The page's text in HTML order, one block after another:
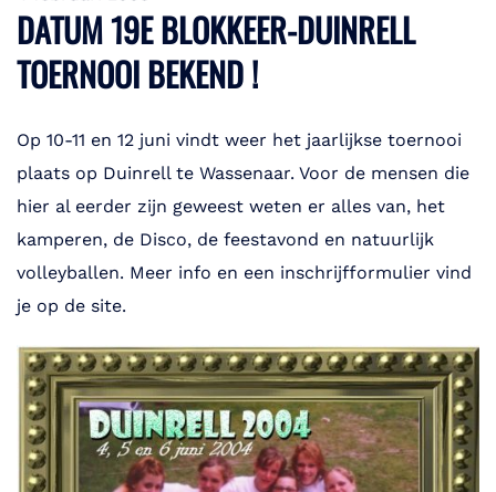
DATUM 19E BLOKKEER-DUINRELL
TOERNOOI BEKEND !
Op 10-11 en 12 juni vindt weer het jaarlijkse toernooi
plaats op Duinrell te Wassenaar. Voor de mensen die
hier al eerder zijn geweest weten er alles van, het
kamperen, de Disco, de feestavond en natuurlijk
volleyballen. Meer info en een inschrijfformulier vind
je op de site.